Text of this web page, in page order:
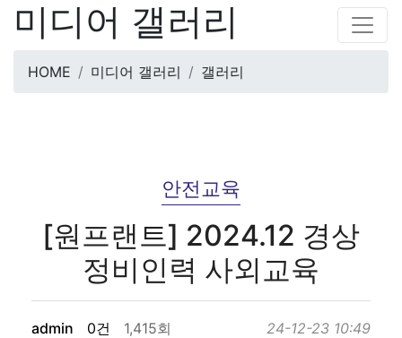
미디어 갤러리
HOME 미디어 갤러리 갤러리
안전교육
[원프랜트] 2024.12 경상
정비인력 사외교육
admin 0건 1,415회 24-12-23 10:49